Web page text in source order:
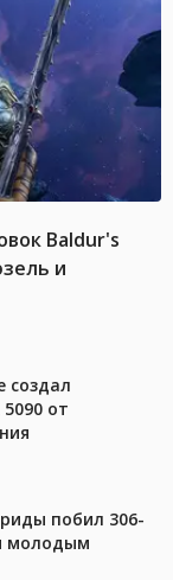
Baldur's
и
создал
от
побил 306-
молодым